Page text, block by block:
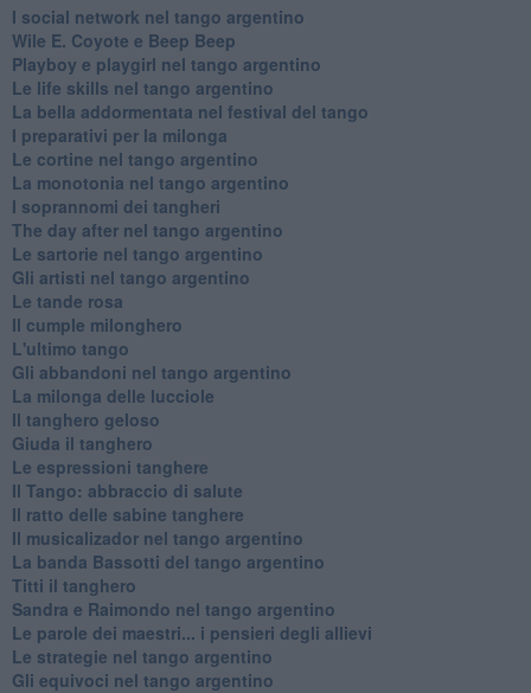
​I social network nel tango argentino
Wile E. Coyote e Beep Beep
Playboy e playgirl nel tango argentino
Le life skills nel tango argentino
La bella addormentata nel festival del tango
I preparativi per la milonga
Le cortine nel tango argentino
La monotonia nel tango argentino
I soprannomi dei tangheri
The day after nel tango argentino
Le sartorie nel tango argentino
Gli artisti nel tango argentino
Le tande rosa
Il cumple milonghero
L'ultimo tango
Gli abbandoni nel tango argentino
La milonga delle lucciole
Il tanghero geloso
Giuda il tanghero
Le espressioni tanghere
Il Tango: abbraccio di salute
Il ratto delle sabine tanghere
Il musicalizador nel tango argentino
La banda Bassotti del tango argentino
Titti il tanghero
Sandra e Raimondo nel tango argentino
Le parole dei maestri... i pensieri degli allievi
Le strategie nel tango argentino
Gli equivoci nel tango argentino